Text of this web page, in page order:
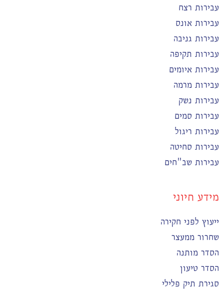
עבירות רצח
עבירות אונס
עבירות גניבה
עבירות תקיפה
עבירות איומים
עבירות מרמה
עבירות נשק
עבירות סמים
עבירות ריגול
עבירות סחיטה
עבירות שב"חים
מידע חיוני
ייעוץ לפני חקירה
שחרור ממעצר
הסדר מותנה
הסדר טיעון
סגירת תיק פלילי